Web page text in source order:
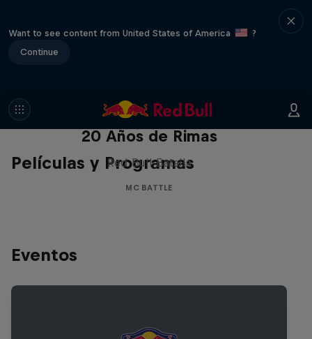
Want to see content from United States of America
?
Continue
Películas y Programas
Red Bull Batalla Nueva Historia:
20 Años de Rimas
Red Bull Batalla
MC BATTLE
Eventos